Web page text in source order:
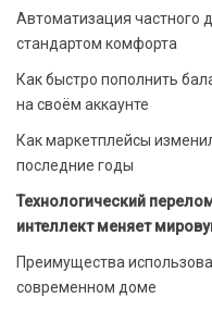
Автоматизация частного
стандартом комфорта
Как быстро пополнить
на своём аккаунте
Как маркетплейсы
последние годы
Технологический
интеллект меняет
Преимущества
современном доме